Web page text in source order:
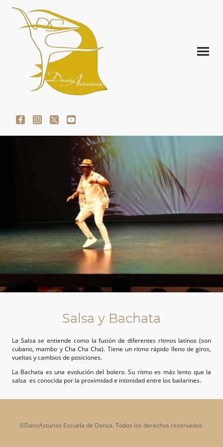
Salsa y Bachata
La Salsa se entiende como la fusión de diferentes ritmos latinos (son
cubano, mambo y Cha Cha Cha). Tiene un ritmo rápido lleno de giros,
vueltas y cambios de posiciones.
La Bachata es una evolución del bolero. Su ritmo es más lento que la
salsa es conocida por la proximidad e intimidad entre los bailarines.
©DanzAsturias Escuela de Danza. Todos los derechos reservados.